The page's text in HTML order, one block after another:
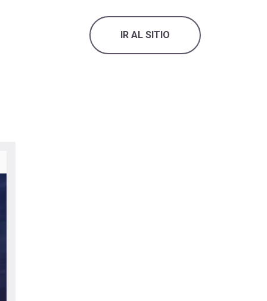
IR AL SITIO